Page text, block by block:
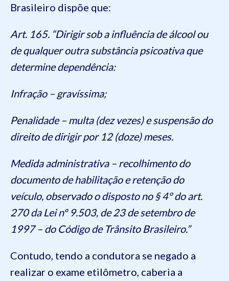
Brasileiro dispõe que:
Art. 165. “Dirigir sob a influência de álcool ou
de qualquer outra substância psicoativa que
determine dependência:
Infração – gravíssima;
Penalidade – multa (dez vezes) e suspensão do
direito de dirigir por 12 (doze) meses.
Medida administrativa – recolhimento do
documento de habilitação e retenção do
veículo, observado o disposto no § 4º do art.
270 da Lei nº 9.503, de 23 de setembro de
1997 – do Código de Trânsito Brasileiro.”
Contudo, tendo a condutora se negado a
realizar o exame etilômetro, caberia a